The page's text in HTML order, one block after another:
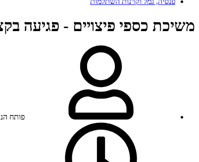
משיכת כספי פיצויים - פגיעה
פותח